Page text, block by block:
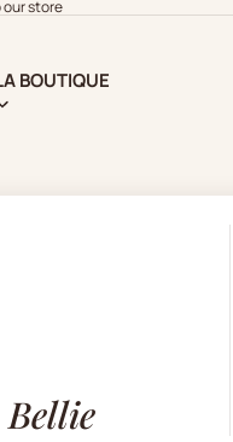
our store
BOUTIQUE